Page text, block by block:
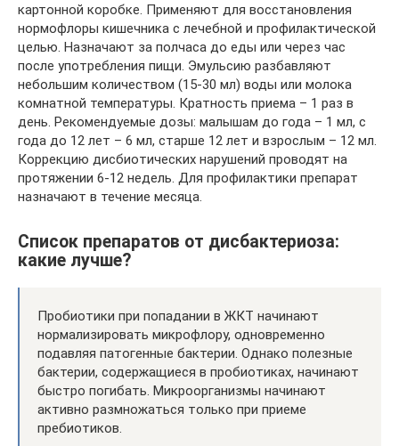
картонной коробке. Применяют для восстановления
нормофлоры кишечника с лечебной и профилактической
целью. Назначают за полчаса до еды или через час
после употребления пищи. Эмульсию разбавляют
небольшим количеством (15-30 мл) воды или молока
комнатной температуры. Кратность приема – 1 раз в
день. Рекомендуемые дозы: малышам до года – 1 мл, с
года до 12 лет – 6 мл, старше 12 лет и взрослым – 12 мл.
Коррекцию дисбиотических нарушений проводят на
протяжении 6-12 недель. Для профилактики препарат
назначают в течение месяца.
Список препаратов от дисбактериоза:
какие лучше?
Пробиотики при попадании в ЖКТ начинают
нормализировать микрофлору, одновременно
подавляя патогенные бактерии. Однако полезные
бактерии, содержащиеся в пробиотиках, начинают
быстро погибать. Микроорганизмы начинают
активно размножаться только при приеме
пребиотиков.